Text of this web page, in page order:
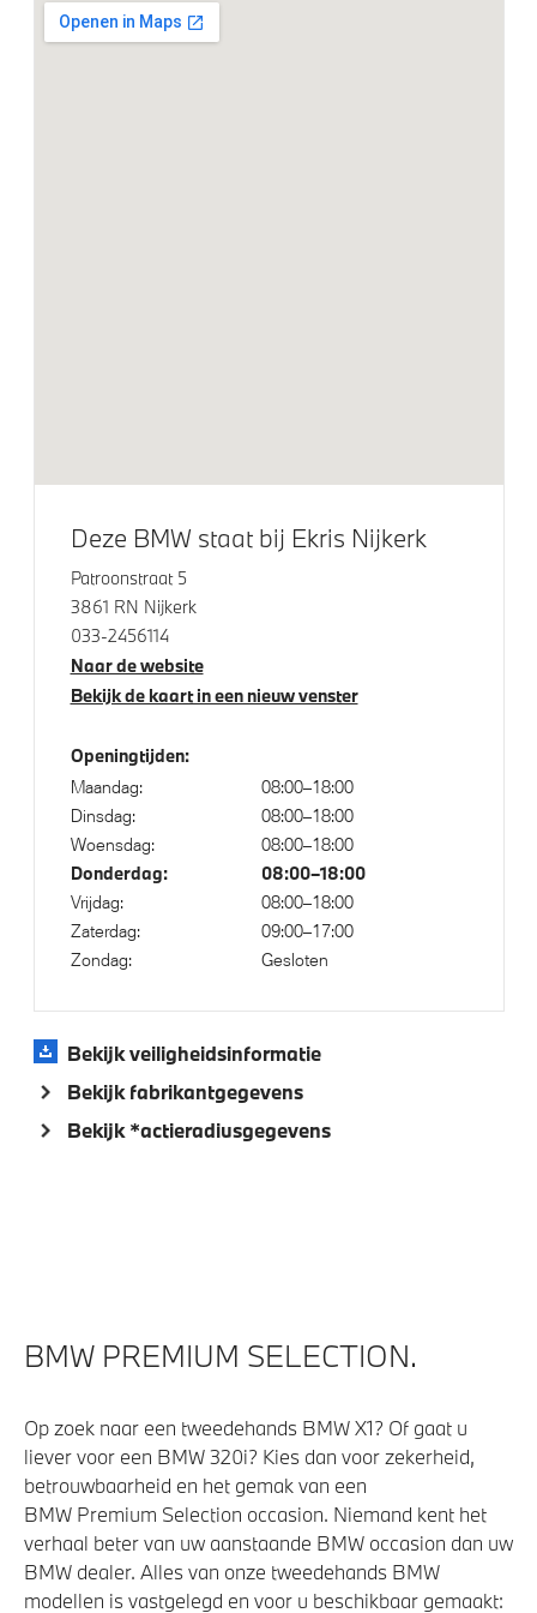
23 inch LM M Sterspaak (styling 923 M) Bicolor Jet
Driving Assistant Professional
Massagefunctie voor beide voorstoelen
Comfort Access
High-beam assistant
Parking assistant plus
Verwarmde stoelen voor en achter
Aandrijving en onderstel
Adaptief M Onderstel Professional
M Sportdifferentieel
Steptronic sport transmissie
Deze BMW staat bij Ekris Nijkerk
Patroonstraat 5
3861 RN Nijkerk
033-2456114
Naar de website
Bekijk de kaart in een nieuw venster
Openingtijden:
Maandag:
08:00–18:00
Dinsdag:
08:00–18:00
Woensdag:
08:00–18:00
Donderdag: 08:00–18:00
Vrijdag:
08:00–18:00
Zaterdag:
09:00–17:00
Zondag:
Gesloten
Bekijk veiligheidsinformatie
Bekijk fabrikantgegevens
Bekijk *actieradiusgegevens
BMW PREMIUM SELECTION.
Op zoek naar een tweedehands BMW X1? Of gaat u
liever voor een BMW 320i? Kies dan voor zekerheid,
betrouwbaarheid en het gemak van een
BMW Premium Selection occasion. Niemand kent het
verhaal beter van uw aanstaande BMW occasion dan uw
BMW dealer. Alles van onze tweedehands BMW
modellen is vastgelegd en voor u beschikbaar gemaakt: